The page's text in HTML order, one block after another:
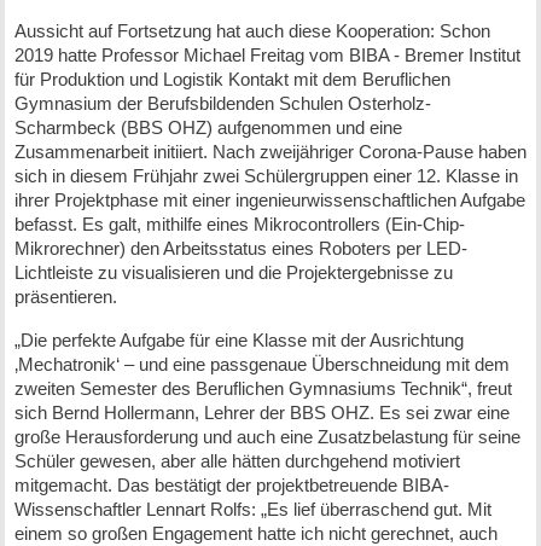
Aussicht auf Fortsetzung hat auch diese Kooperation: Schon
2019 hatte Professor Michael Freitag vom BIBA - Bremer Institut
für Produktion und Logistik Kontakt mit dem Beruflichen
Gymnasium der Berufsbildenden Schulen Osterholz-
Scharmbeck (BBS OHZ) aufgenommen und eine
Zusammenarbeit initiiert. Nach zweijähriger Corona-Pause haben
sich in diesem Frühjahr zwei Schülergruppen einer 12. Klasse in
ihrer Projektphase mit einer ingenieurwissenschaftlichen Aufgabe
befasst. Es galt, mithilfe eines Mikrocontrollers (Ein-Chip-
Mikrorechner) den Arbeitsstatus eines Roboters per LED-
Lichtleiste zu visualisieren und die Projektergebnisse zu
präsentieren.
„Die perfekte Aufgabe für eine Klasse mit der Ausrichtung
‚Mechatronik‘ – und eine passgenaue Überschneidung mit dem
zweiten Semester des Beruflichen Gymnasiums Technik“, freut
sich Bernd Hollermann, Lehrer der BBS OHZ. Es sei zwar eine
große Herausforderung und auch eine Zusatzbelastung für seine
Schüler gewesen, aber alle hätten durchgehend motiviert
mitgemacht. Das bestätigt der projektbetreuende BIBA-
Wissenschaftler Lennart Rolfs: „Es lief überraschend gut. Mit
einem so großen Engagement hatte ich nicht gerechnet, auch